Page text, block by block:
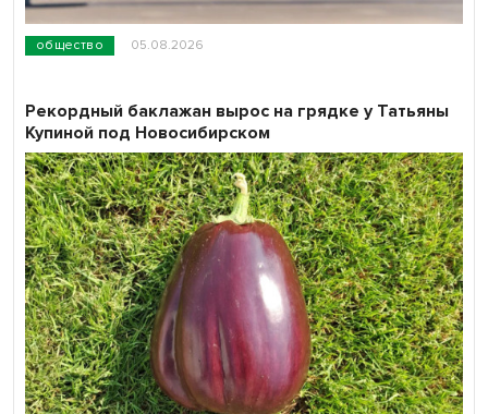
общество 05.08.2026
Рекордный баклажан вырос на грядке у Татьяны
Купиной под Новосибирском